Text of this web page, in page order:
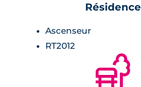
Résidence
Ascenseur
RT2012
🌲